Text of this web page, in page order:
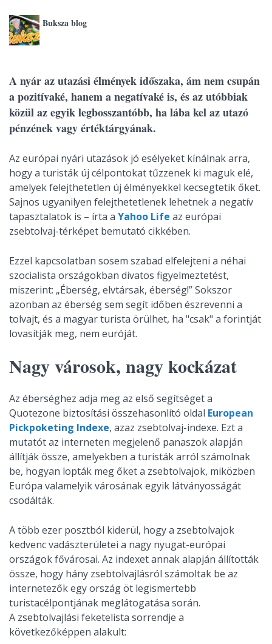
Buksza blog
A nyár az utazási élmények időszaka, ám nem csupán
a pozitívaké, hanem a negatívaké is, és az utóbbiak
közül az egyik legbosszantóbb, ha lába kel az utazó
pénzének vagy értéktárgyának.
Az európai nyári utazások jó esélyeket kínálnak arra,
hogy a turisták új célpontokat tűzzenek ki maguk elé,
amelyek felejthetetlen új élményekkel kecsegtetik őket.
Sajnos ugyanilyen felejthetetlenek lehetnek a negatív
tapasztalatok is – írta a Yahoo Life az európai
zsebtolvaj-térképet bemutató cikkében.
Ezzel kapcsolatban sosem szabad elfelejteni a néhai
szocialista országokban divatos figyelmeztetést,
miszerint: „Éberség, elvtársak, éberség!” Sokszor
azonban az éberség sem segít időben észrevenni a
tolvajt, és a magyar turista örülhet, ha "csak" a forintját
lovasítják meg, nem euróját.
Nagy városok, nagy kockázat
Az éberséghez adja meg az első segítséget a
Quotezone biztosítási összehasonlító oldal European
Pickpoketing Indexe, azaz zsebtolvaj-indexe. Ezt a
mutatót az interneten megjelenő panaszok alapján
állítják össze, amelyekben a turisták arról számolnak
be, hogyan lopták meg őket a zsebtolvajok, miközben
Európa valamelyik városának egyik látványosságát
csodálták.
A több ezer posztból kiderül, hogy a zsebtolvajok
kedvenc vadászterületei a nagy nyugat-európai
országok fővárosai. Az indexet annak alapján állították
össze, hogy hány zsebtolvajlásról számoltak be az
internetezők egy ország öt legismertebb
turistacélpontjának meglátogatása során.
A zsebtolvajlási feketelista sorrendje a
következőképpen alakult: